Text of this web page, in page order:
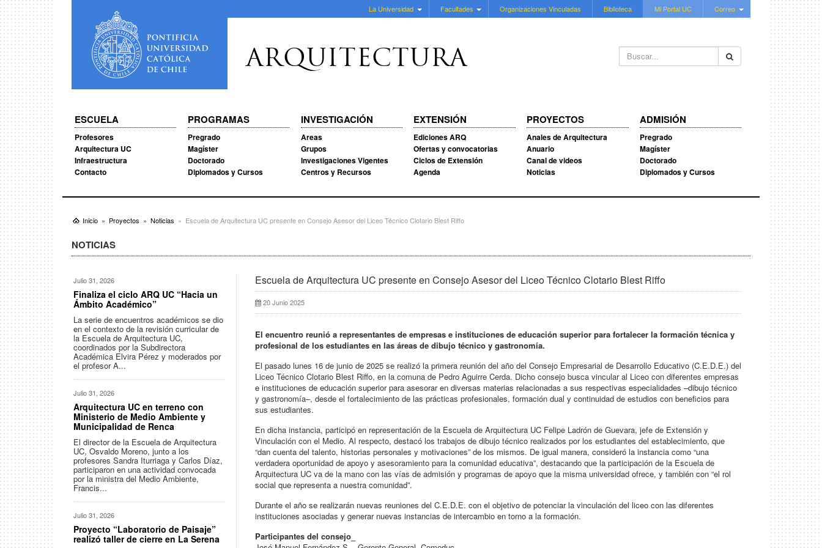
La Universidad Facultades Organizaciones Vinculadas Biblioteca Mi Portal UC Correo
Buscar...
ARQUITECTURA
ESCUELA
Profesores
Arquitectura UC
Infraestructura
Contacto
PROGRAMAS
Pregrado
Magíster
Doctorado
Diplomados y Cursos
INVESTIGACIÓN
Areas
Grupos
Investigaciones Vigentes
Centros y Recursos
EXTENSIÓN
Ediciones ARQ
Ofertas y convocatorias
Ciclos de Extensión
Agenda
PROYECTOS
Anales de Arquitectura
Anuario
Canal de videos
Noticias
ADMISIÓN
Pregrado
Magíster
Doctorado
Diplomados y Cursos
Inicio Proyectos Noticias Escuela de Arquitectura UC presente en Consejo Asesor del Liceo Técnico Clotario Blest Riffo
NOTICIAS
Escuela de Arquitectura UC presente en Consejo Asesor del Liceo Técnico Clotario Blest Riffo
20 Junio 2025
El encuentro reunió a representantes de empresas e instituciones de educación superior para fortalecer la formación técnica y
profesional de los estudiantes en las áreas de dibujo técnico y gastronomía.
El pasado lunes 16 de junio de 2025 se realizó la primera reunión del año del Consejo Empresarial de Desarrollo Educativo (C.E.D.E.) del
Liceo Técnico Clotario Blest Riffo, en la comuna de Pedro Aguirre Cerda. Dicho consejo busca vincular al Liceo con diferentes empresas
e instituciones de educación superior para asesorar en diversas materias relacionadas a sus respectivas especialidades –dibujo técnico
y gastronomía–, desde el fortalecimiento de las prácticas profesionales, formación dual y continuidad de estudios con beneficios para
sus estudiantes.
En dicha instancia, participó en representación de la Escuela de Arquitectura UC Felipe Ladrón de Guevara, jefe de Extensión y
Vinculación con el Medio. Al respecto, destacó los trabajos de dibujo técnico realizados por los estudiantes del establecimiento, que
“dan cuenta del talento, historias personales y motivaciones” de los mismos. De igual manera, consideró la instancia como “una
verdadera oportunidad de apoyo y asesoramiento para la comunidad educativa”, destacando que la participación de la Escuela de
Arquitectura UC va de la mano con las vías de admisión y programas de apoyo que la misma universidad ofrece, y también con “el rol
social que representa a nuestra comunidad”.
Durante el año se realizarán nuevas reuniones del C.E.D.E. con el objetivo de potenciar la vinculación del liceo con las diferentes
instituciones asociadas y generar nuevas instancias de intercambio en torno a la formación.
Participantes del consejo_
Julio 31, 2026
Finaliza el ciclo ARQ UC “Hacia un
Ámbito Académico”
La serie de encuentros académicos se dio
en el contexto de la revisión curricular de
la Escuela de Arquitectura UC,
coordinados por la Subdirectora
Académica Elvira Pérez y moderados por
el profesor A...
Julio 31, 2026
Arquitectura UC en terreno con
Ministerio de Medio Ambiente y
Municipalidad de Renca
El director de la Escuela de Arquitectura
UC, Osvaldo Moreno, junto a los
profesores Sandra Iturriaga y Carlos Díaz,
participaron en una actividad convocada
por la ministra del Medio Ambiente,
Francis...
Julio 31, 2026
Proyecto “Laboratorio de Paisaje”
realizó taller de cierre en La Serena